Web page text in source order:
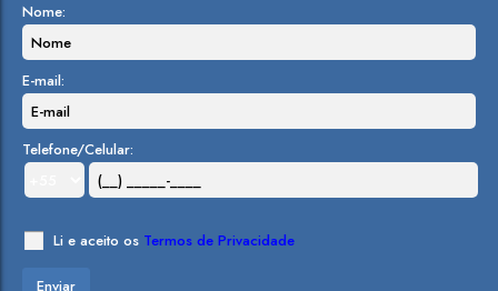
Nome:
E-mail:
Telefone/Celular:
Li e aceito os Termos de Privacidade